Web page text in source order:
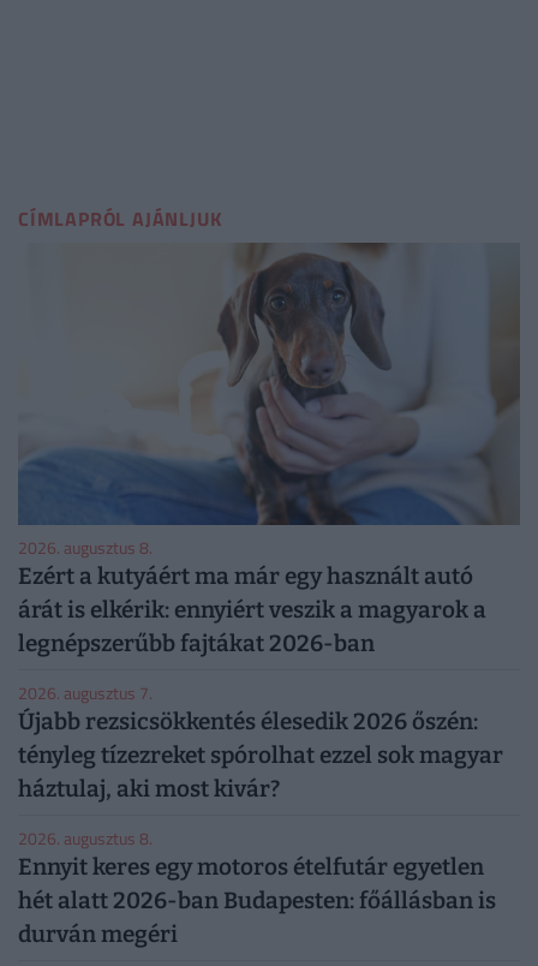
CÍMLAPRÓL AJÁNLJUK
2026. augusztus 8.
Ezért a kutyáért ma már egy használt autó
árát is elkérik: ennyiért veszik a magyarok a
legnépszerűbb fajtákat 2026-ban
2026. augusztus 7.
Újabb rezsicsökkentés élesedik 2026 őszén:
tényleg tízezreket spórolhat ezzel sok magyar
háztulaj, aki most kivár?
2026. augusztus 8.
Ennyit keres egy motoros ételfutár egyetlen
hét alatt 2026-ban Budapesten: főállásban is
durván megéri